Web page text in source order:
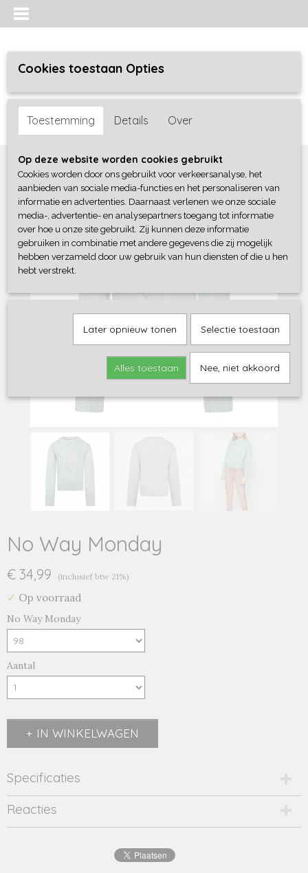
Inloggen Registreren
Home >Meisjes>Truien / sweaters / vesten>No Way Monday
No Way Monday
€ 34,99 (inclusief btw 21%)
✓ Op voorraad
No Way Monday
Aantal
IN WINKELWAGEN
Specificaties
Productcode
48118-18191
Reacties
Cookies toestaan Opties
Toestemming Details Over
Op deze website worden cookies gebruikt
Cookies worden door ons gebruikt voor verkeersanalyse, het
aanbieden van sociale media-functies en het personaliseren van
informatie en advertenties. Daarnaast verlenen we onze sociale
media-, advertentie- en analysepartners toegang tot informatie
over hoe u onze site gebruikt. Zij kunnen deze informatie
gebruiken in combinatie met andere gegevens die zij mogelijk
hebben verzameld door uw gebruik van hun diensten of die u hen
hebt verstrekt.
Later opnieuw tonen Selectie toestaan
Alles toestaan Nee, niet akkoord